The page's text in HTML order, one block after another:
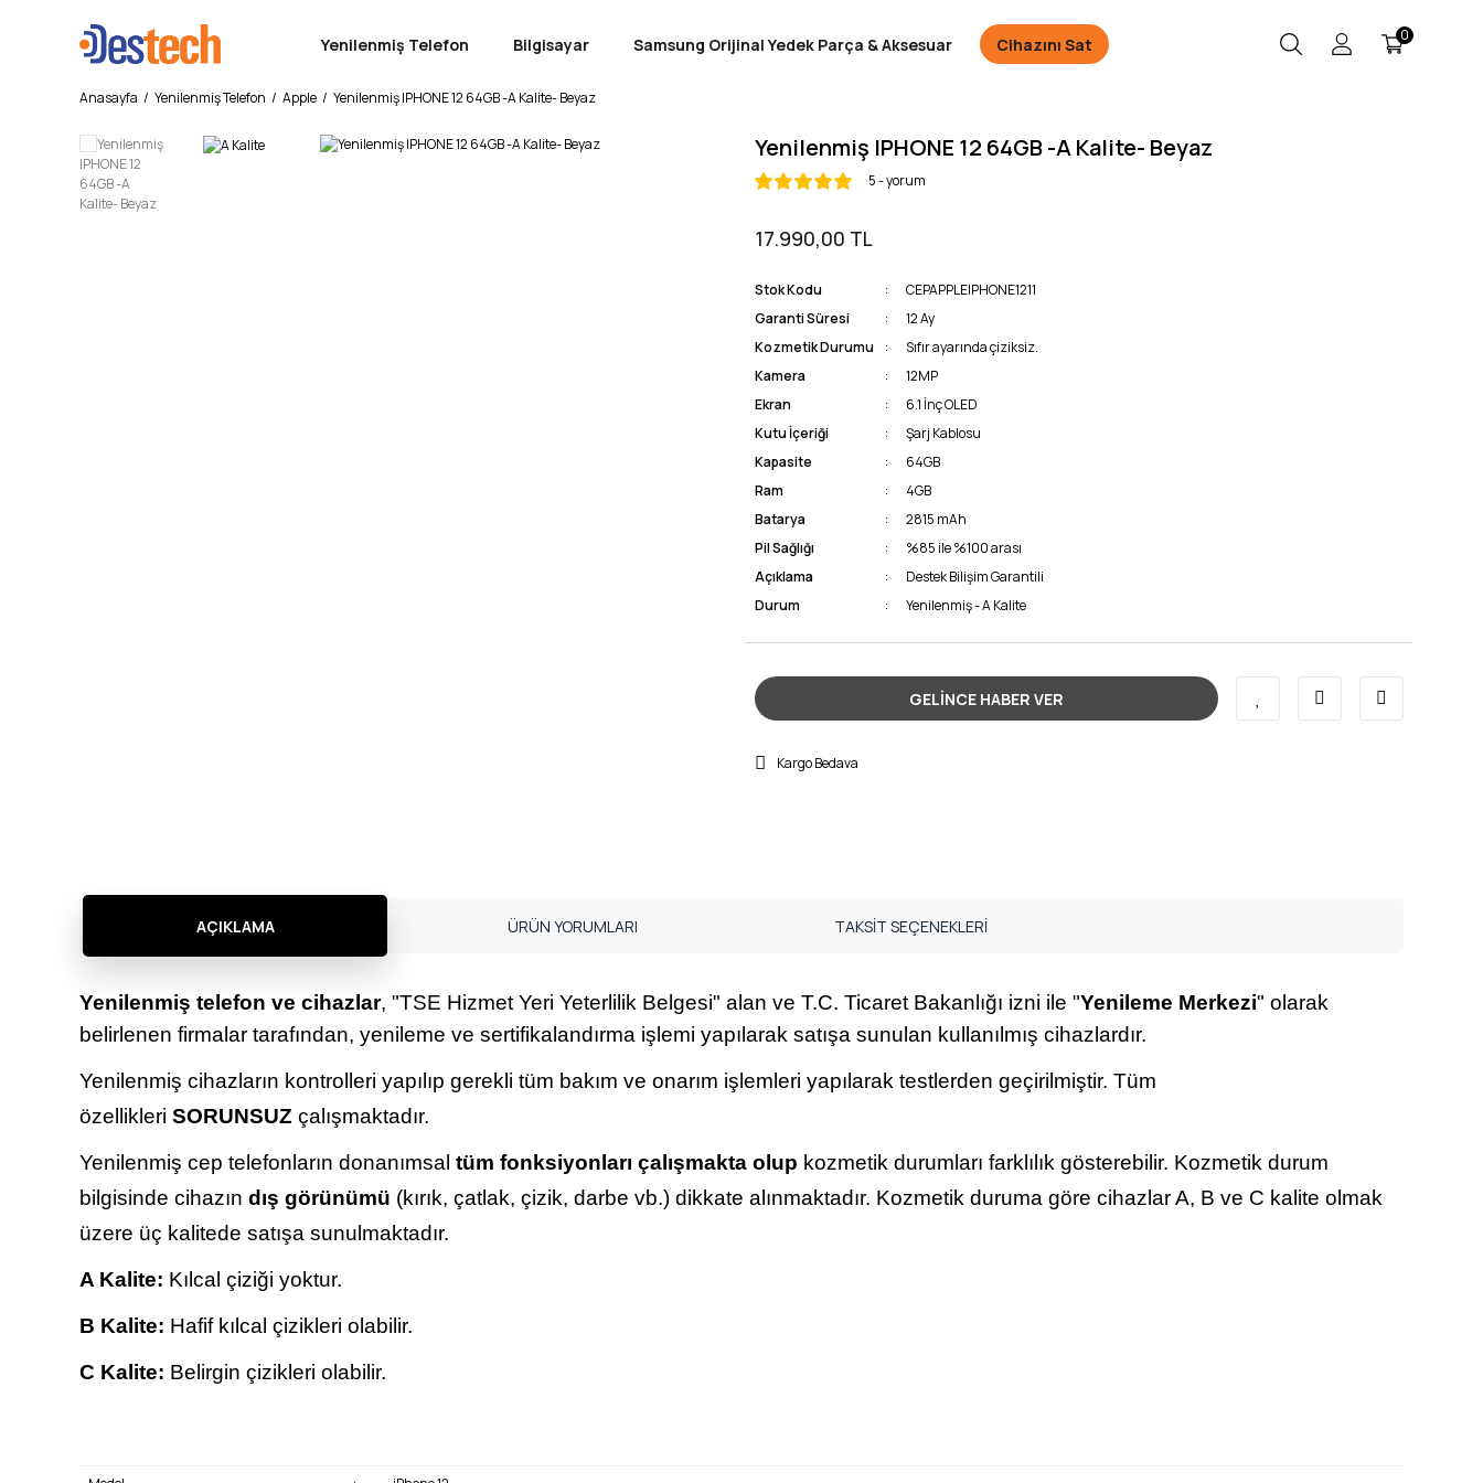
Yenilenmiş Telefon Bilgisayar Samsung Orijinal Yedek Parça & Aksesuar Cihazını Sat 0
Anasayfa Yenilenmiş Telefon Apple Yenilenmiş IPHONE 12 64GB -A Kalite- Beyaz
Yenilenmiş IPHONE 12 64GB -A Kalite- Beyaz
5 - yorum
17.990,00 TL
Stok Kodu
CEPAPPLEIPHONE1211
Garanti Süresi
12 Ay
Kozmetik Durumu
Sıfır ayarında çiziksiz.
Kamera
12MP
Ekran
6.1 İnç OLED
Kutu İçeriği
Şarj Kablosu
Kapasite
64GB
Ram
4GB
Batarya
2815 mAh
Pil Sağlığı
%85 ile %100 arası
Açıklama
Destek Bilişim Garantili
Durum
Yenilenmiş - A Kalite
GELİNCE HABER VER
Kargo Bedava
AÇIKLAMA ÜRÜN YORUMLARI TAKSİT SEÇENEKLERİ
Yenilenmiş telefon ve cihazlar, "TSE Hizmet Yeri Yeterlilik Belgesi" alan ve T.C. Ticaret Bakanlığı izni ile "Yenileme Merkezi" olarak
belirlenen firmalar tarafından, yenileme ve sertifikalandırma işlemi yapılarak satışa sunulan kullanılmış cihazlardır.
Yenilenmiş cihazların kontrolleri yapılıp gerekli tüm bakım ve onarım işlemleri yapılarak testlerden geçirilmiştir. Tüm
özellikleri SORUNSUZ çalışmaktadır.
Yenilenmiş cep telefonların donanımsal tüm fonksiyonları çalışmakta olup kozmetik durumları farklılık gösterebilir. Kozmetik durum
bilgisinde cihazın dış görünümü (kırık, çatlak, çizik, darbe vb.) dikkate alınmaktadır. Kozmetik duruma göre cihazlar A, B ve C kalite olmak
üzere üç kalitede satışa sunulmaktadır.
A Kalite: Kılcal çiziği yoktur.
B Kalite: Hafif kılcal çizikleri olabilir.
C Kalite: Belirgin çizikleri olabilir.